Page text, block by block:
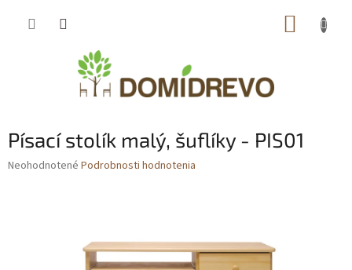
Písací stolík malý, šuflíky - PIS01
Priemerné
Neohodnotené Podrobnosti hodnotenia